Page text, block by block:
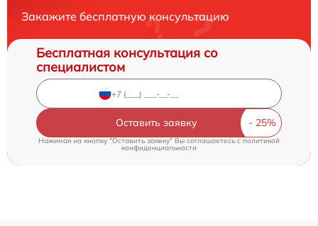
Закажите бесплатную консультацию
Бесплатная консультация со
специалистом
Оставить заявку
Нажимая на кнопку "Оставить заявку" Вы соглашаетесь c политикой
конфиденциальности